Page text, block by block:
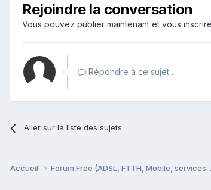
Rejoindre la conversation
Vous pouvez publier maintenant et vous
Répondre à ce sujet…
Aller sur la liste des sujets
Accueil Forum Free (ADSL, FTTH, Mobile, services